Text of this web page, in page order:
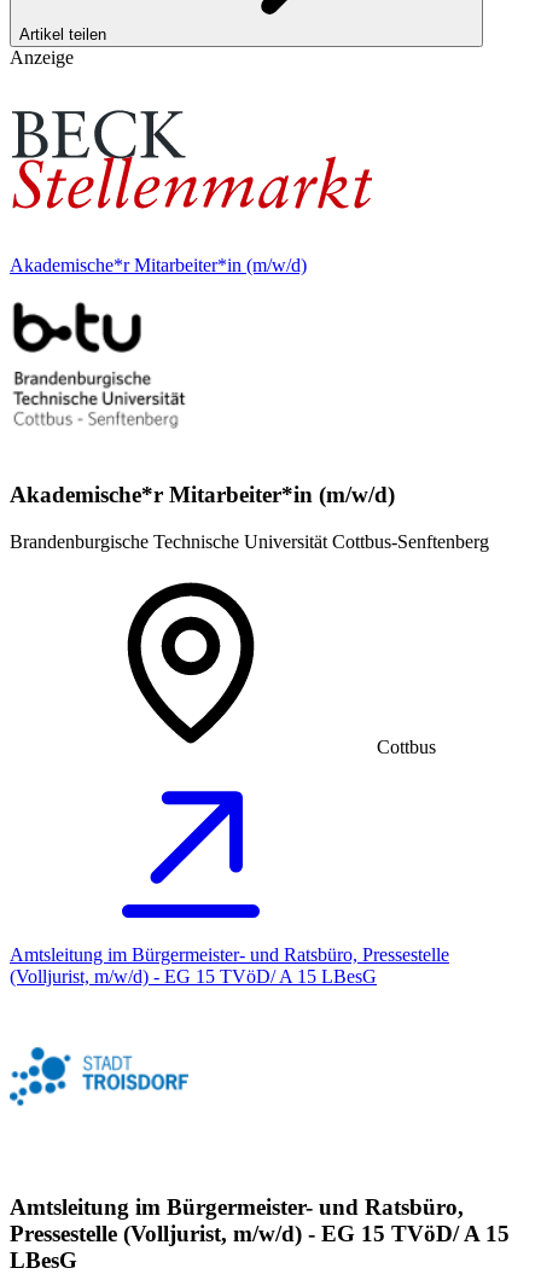
Artikel teilen
Anzeige
Akademische*r Mitarbeiter*in (m/w/d)
Akademische*r Mitarbeiter*in (m/w/d)
Brandenburgische Technische Universität Cottbus-Senftenberg
Cottbus
Amtsleitung im Bürgermeister- und Ratsbüro, Pressestelle
(Volljurist, m/w/d) - EG 15 TVöD/ A 15 LBesG
Amtsleitung im Bürgermeister- und Ratsbüro,
Pressestelle (Volljurist, m/w/d) - EG 15 TVöD/ A 15
LBesG